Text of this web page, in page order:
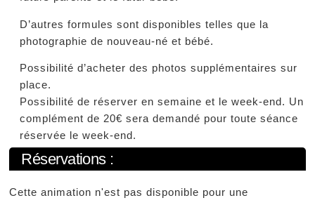
D’autres formules sont disponibles telles que la
photographie de nouveau-né et bébé.
Possibilité d’acheter des photos supplémentaires sur
place.
Possibilité de réserver en semaine et le week-end. Un
complément de 20€ sera demandé pour toute séance
réservée le week-end.
Réservations :
Cette animation n'est pas disponible pour une